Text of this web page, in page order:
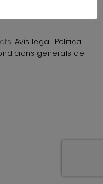
Avís legal. Política
generals de